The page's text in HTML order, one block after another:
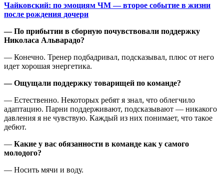
Чайковский: по эмоциям ЧМ — второе событие в жизни
после рождения дочери
— По прибытии в сборную почувствовали поддержку
Николаса Альварадо?
— Конечно. Тренер подбадривал, подсказывал, плюс от него
идет хорошая энергетика.
— Ощущали поддержку товарищей по команде?
— Естественно. Некоторых ребят я знал, что облегчило
адаптацию. Парни поддерживают, подсказывают — никакого
давления я не чувствую. Каждый из них понимает, что такое
дебют.
— Какие у вас обязанности в команде как у самого
молодого?
— Носить мячи и воду.